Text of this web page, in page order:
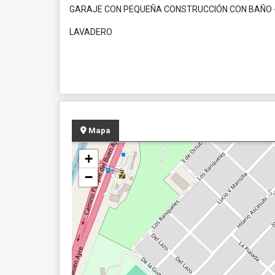
GARAJE CON PEQUEÑA CONSTRUCCIÓN CON
LAVADERO
Mapa
+
−